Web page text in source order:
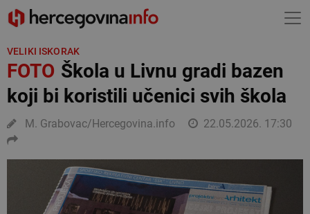
VELIKI ISKORAK
FOTOŠkola u Livnu gradi bazen
koji bi koristili učenici svih škola
M. Grabovac/Hercegovina.info 22.05.2026. 17:30